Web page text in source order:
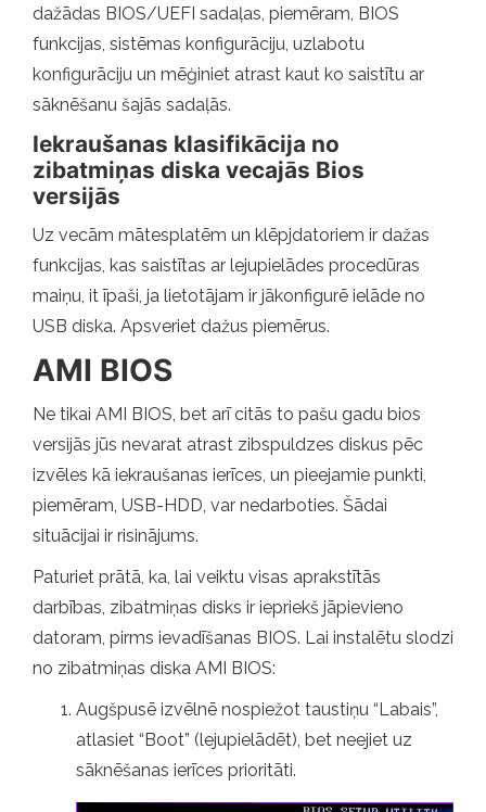
dažādas BIOS/UEFI sadaļas, piemēram, BIOS
funkcijas, sistēmas konfigurāciju, uzlabotu
konfigurāciju un mēģiniet atrast kaut ko saistītu ar
sāknēšanu šajās sadaļās.
Iekraušanas klasifikācija no
zibatmiņas diska vecajās Bios
versijās
Uz vecām mātesplatēm un klēpjdatoriem ir dažas
funkcijas, kas saistītas ar lejupielādes procedūras
maiņu, it īpaši, ja lietotājam ir jākonfigurē ielāde no
USB diska. Apsveriet dažus piemērus.
AMI BIOS
Ne tikai AMI BIOS, bet arī citās to pašu gadu bios
versijās jūs nevarat atrast zibspuldzes diskus pēc
izvēles kā iekraušanas ierīces, un pieejamie punkti,
piemēram, USB-HDD, var nedarboties. Šādai
situācijai ir risinājums.
Paturiet prātā, ka, lai veiktu visas aprakstītās
darbības, zibatmiņas disks ir iepriekš jāpievieno
datoram, pirms ievadīšanas BIOS. Lai instalētu slodzi
no zibatmiņas diska AMI BIOS:
Augšpusē izvēlnē nospiežot taustiņu “Labais”,
atlasiet “Boot” (lejupielādēt), bet neejiet uz
sāknēšanas ierīces prioritāti.